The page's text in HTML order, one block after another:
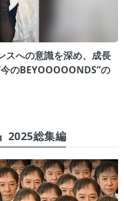
スへの意識を深め、成長
のBEYOOOOONDS”の
2025総集編